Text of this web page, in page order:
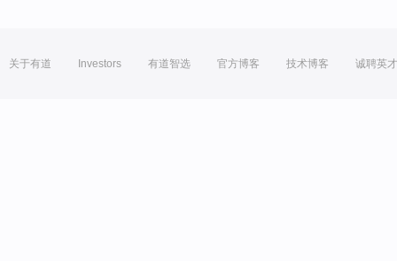
关于有道 Investors 有道智选 官方博客 技术博客 诚聘英才